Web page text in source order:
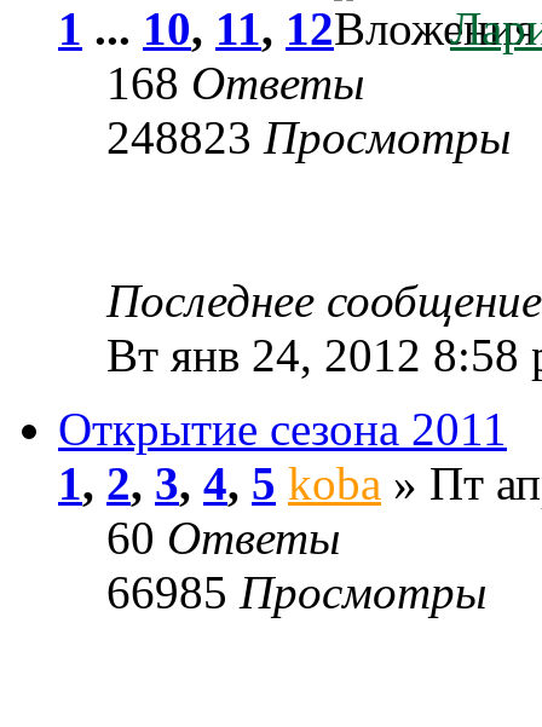
1 ... 10, 11, 12
168 Ответы
248823 Просмотры
Последнее
Вт янв 24, 2012 8:58
Открытие сезона 2011
1, 2, 3, 4, 5 koba » Пт
60 Ответы
66985 Просмотры